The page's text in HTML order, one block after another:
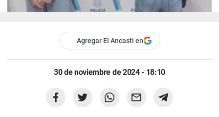
Agregar El Ancasti en
30 de noviembre de 2024 - 18:10